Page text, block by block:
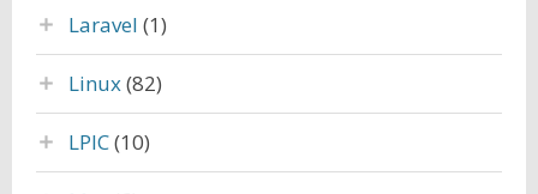
Laravel (1)
Linux(82)
LPIC(10)